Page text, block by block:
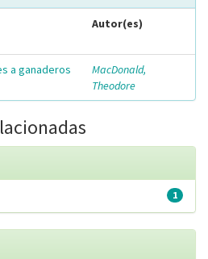
Autor(es)
a ganaderos
MacDonald,
Theodore
1